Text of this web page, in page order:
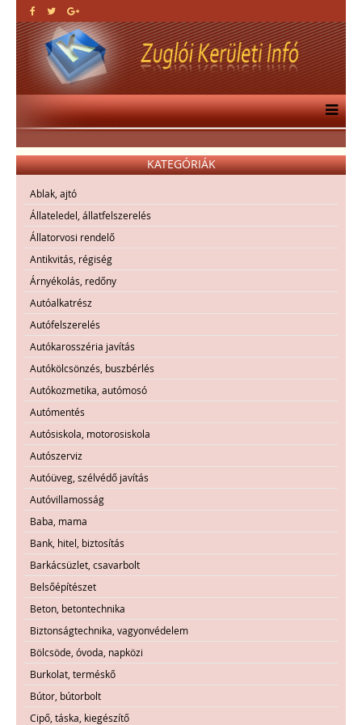
KATEGÓRIÁK
Ablak, ajtó
Állateledel, állatfelszerelés
Állatorvosi rendelő
Antikvitás, régiség
Árnyékolás, redőny
Autóalkatrész
Autófelszerelés
Autókarosszéria javítás
Autókölcsönzés, buszbérlés
Autókozmetika, autómosó
Autómentés
Autósiskola, motorosiskola
Autószerviz
Autóüveg, szélvédő javítás
Autóvillamosság
Baba, mama
Bank, hitel, biztosítás
Barkácsüzlet, csavarbolt
Belsőépítészet
Beton, betontechnika
Biztonságtechnika, vagyonvédelem
Bölcsöde, óvoda, napközi
Burkolat, terméskő
Bútor, bútorbolt
Cipő, táska, kiegészítő